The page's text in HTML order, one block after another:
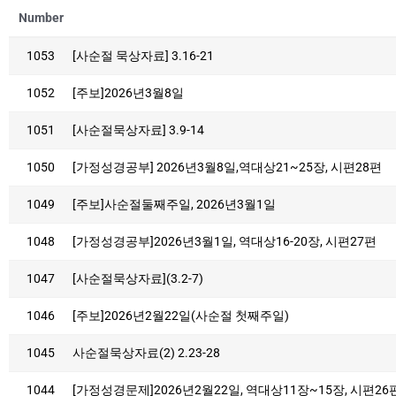
Number
1053 [사순절 묵상자료] 3.16-21
1052 [주보]2026년3월8일
1051 [사순절묵상자료] 3.9-14
1050 [가정성경공부] 2026년3월8일,역대상21~25장, 시편28편
1049 [주보]사순절둘째주일, 2026년3월1일
1048 [가정성경공부]2026년3월1일, 역대상16-20장, 시편27편
1047 [사순절묵상자료](3.2-7)
1046 [주보]2026년2월22일(사순절 첫째주일)
1045 사순절묵상자료(2) 2.23-28
1044 [가정성경문제]2026년2월22일, 역대상11장~15장, 시편26